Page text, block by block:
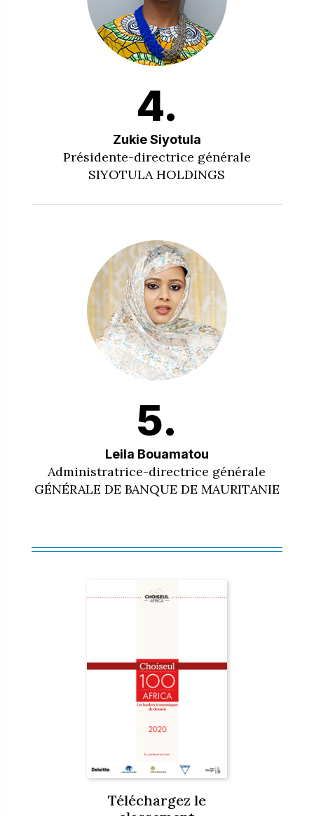
4.
Zukie Siyotula
Présidente-directrice générale
SIYOTULA HOLDINGS
5.
Leila Bouamatou
Administratrice-directrice générale
GÉNÉRALE DE BANQUE DE MAURITANIE
Téléchargez le